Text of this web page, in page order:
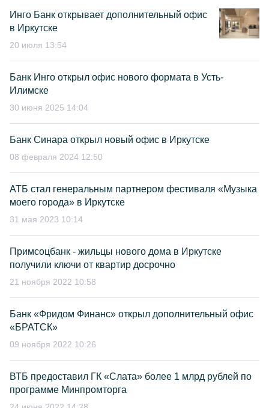
Инго Банк открывает дополнительный офис
в Иркутске
20 июля 13:54
Банк Инго открыл офис нового формата в Усть-
Илимске
30 июня 2025 14:04
Банк Синара открыл новый офис в Иркутске
08 февраля 2024 12:50
АТБ стал генеральным партнером фестиваля «Музыка
моего города» в Иркутске
31 мая 2023 10:14
Примсоцбанк - жильцы нового дома в Иркутске
получили ключи от квартир досрочно
21 ноября 2022 10:58
Банк «Фридом Финанс» открыл дополнительный офис
«БРАТСК»
09 ноября 2022 10:26
ВТБ предоставил ГК «Слата» более 1 млрд рублей по
программе Минпромторга